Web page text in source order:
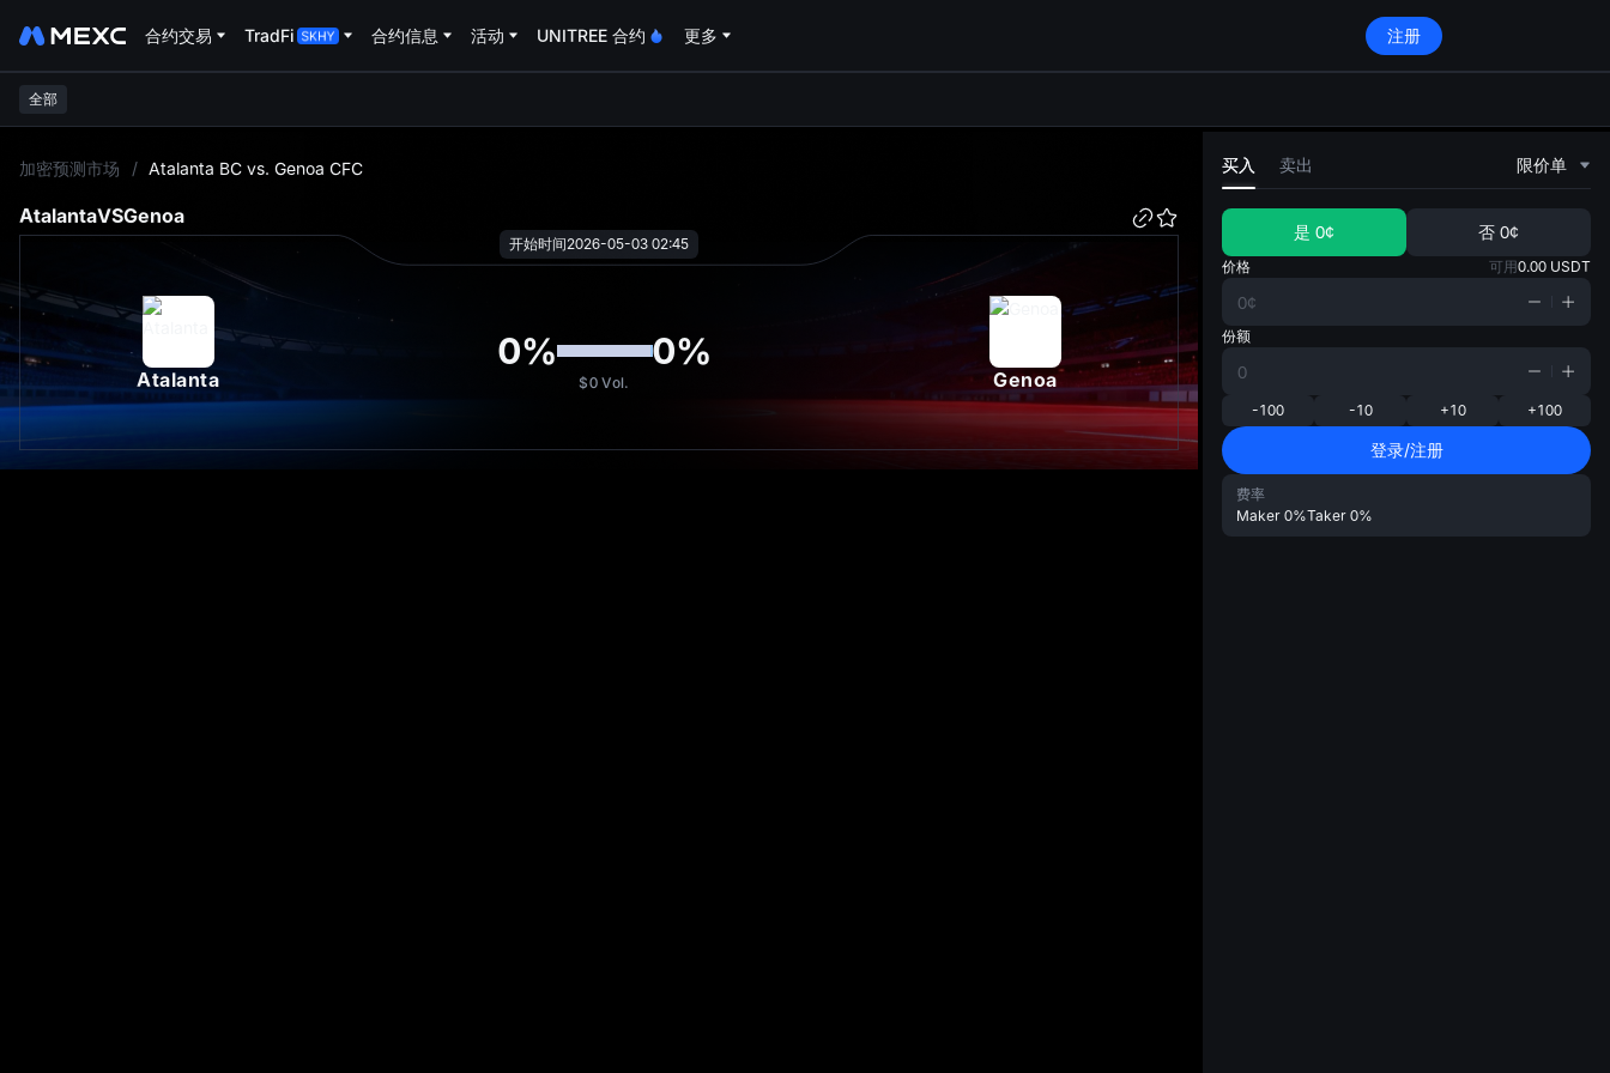
合约交易 TradFi 合约信息 活动 UNITREE 合约 更多 注册
全部
加密预测市场 / Atalanta BC vs. Genoa CFC
AtalantaVSGenoa
开始时间2026-05-03 02:45
Atalanta
0% 0%
$0 Vol. Genoa
买入 卖出 限价单
是 0¢ 否 0¢
价格 可用0.00 USDT
份额
-100 -10 +10 +100
登录/注册
费率
Maker 0%Taker 0%